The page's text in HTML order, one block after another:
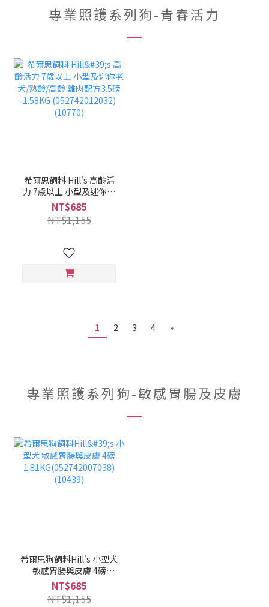
專業照護系列狗-青春活力
希爾思飼料 Hill's 高齡活
力 7歲以上 小型及迷你老
犬/熟齡/高齡 雞肉配方3.5
磅 1.58KG
(052742012032)(10770)
NT$685
NT$1,155
1 2 3 4 »
專業照護系列狗-敏感胃腸及皮膚
希爾思狗飼料Hill's 小型犬
敏感胃腸與皮膚 4磅
1.81KG(052742007038)
(10439)
NT$685
NT$1,155